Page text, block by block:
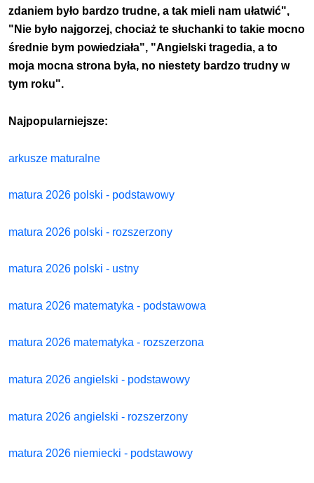
zdaniem było bardzo trudne, a tak mieli nam ułatwić",
"Nie było najgorzej, chociaż te słuchanki to takie mocno
średnie bym powiedziała", "Angielski tragedia, a to
moja mocna strona była, no niestety bardzo trudny w
tym roku".
Najpopularniejsze:
arkusze maturalne
matura 2026 polski - podstawowy
matura 2026 polski - rozszerzony
matura 2026 polski - ustny
matura 2026 matematyka - podstawowa
matura 2026 matematyka - rozszerzona
matura 2026 angielski - podstawowy
matura 2026 angielski - rozszerzony
matura 2026 niemiecki - podstawowy